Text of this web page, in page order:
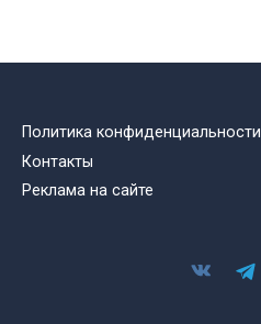
Политика конфиденциальности
Контакты
Реклама на сайте